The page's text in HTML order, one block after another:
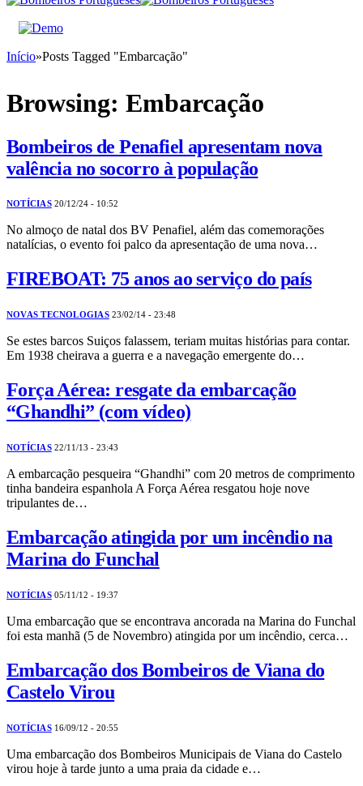
Início»Posts Tagged "Embarcação"
Browsing: Embarcação
Bombeiros de Penafiel apresentam nova
valência no socorro à população
NOTÍCIAS 20/12/24 - 10:52
No almoço de natal dos BV Penafiel, além das comemorações
natalícias, o evento foi palco da apresentação de uma nova…
FIREBOAT: 75 anos ao serviço do país
NOVAS TECNOLOGIAS 23/02/14 - 23:48
Se estes barcos Suiços falassem, teriam muitas histórias para contar.
Em 1938 cheirava a guerra e a navegação emergente do…
Força Aérea: resgate da embarcação
“Ghandhi” (com vídeo)
NOTÍCIAS 22/11/13 - 23:43
A embarcação pesqueira “Ghandhi” com 20 metros de comprimento
tinha bandeira espanhola A Força Aérea resgatou hoje nove
tripulantes de…
Embarcação atingida por um incêndio na
Marina do Funchal
NOTÍCIAS 05/11/12 - 19:37
Uma embarcação que se encontrava ancorada na Marina do Funchal
foi esta manhã (5 de Novembro) atingida por um incêndio, cerca…
Embarcação dos Bombeiros de Viana do
Castelo Virou
NOTÍCIAS 16/09/12 - 20:55
Uma embarcação dos Bombeiros Municipais de Viana do Castelo
virou hoje à tarde junto a uma praia da cidade e…